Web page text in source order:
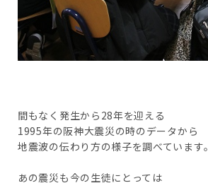
間もなく発生から28年を迎える
1995年の阪神大震災の時のデータから
地震波の伝わり方の様子を調べています。
あの震災も今の生徒にとっては